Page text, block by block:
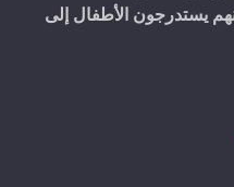
يستدرجون الأطفال إلى